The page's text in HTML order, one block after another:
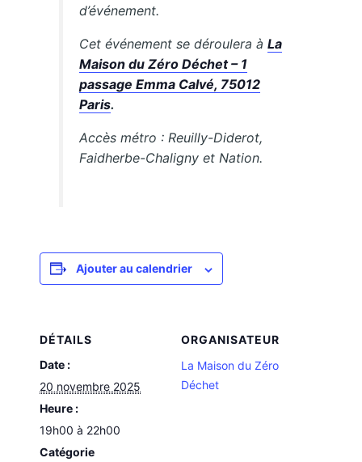
d’événement.
Cet événement se déroulera àLa
Maison du Zéro Déchet – 1
passage Emma Calvé, 75012
Paris.
Accès métro : Reuilly-Diderot,
Faidherbe-Chaligny et Nation.
Ajouter au calendrier
DÉTAILS
Date :
20 novembre 2025
Heure :
19h00 à 22h00
Catégorie
ORGANISATEUR
La Maison du Zéro
Déchet